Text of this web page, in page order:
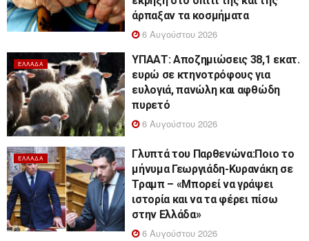
άρπαξαν τα κοσμήματα
6 Αυγούστου 2026
ΕΛΛΆΔΑ
ΥΠΑΑΤ: Αποζημιώσεις 38,1 εκατ.
ευρώ σε κτηνοτρόφους για
ευλογιά, πανώλη και αφθώδη
πυρετό
6 Αυγούστου 2026
ΕΛΛΆΔΑ
Γλυπτά του Παρθενώνα:Ποιο το
μήνυμα Γεωργιάδη-Κυρανάκη σε
Τραμπ – «Μπορεί να γράψει
ιστορία και να τα φέρει πίσω
στην Ελλάδα»
6 Αυγούστου 2026